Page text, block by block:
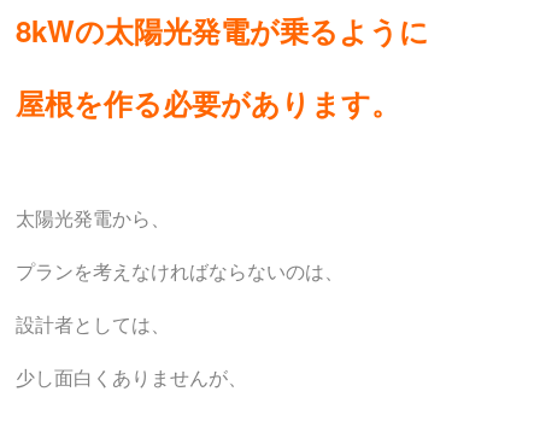
8kWの太陽光発電が乗るように
屋根を作る必要があります。
太陽光発電から、
プランを考えなければならないのは、
設計者としては、
少し面白くありませんが、